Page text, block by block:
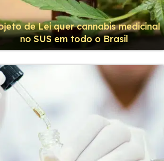
de Lei quer cannabis medicinal
no SUS em todo o Brasil